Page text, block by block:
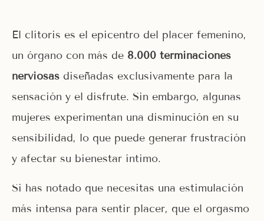
El clítoris es el epicentro del placer femenino,
un órgano con más de 8.000 terminaciones
nerviosas diseñadas exclusivamente para la
sensación y el disfrute. Sin embargo, algunas
mujeres experimentan una disminución en su
sensibilidad, lo que puede generar frustración
y afectar su bienestar íntimo.
Si has notado que necesitas una estimulación
más intensa para sentir placer, que el orgasmo